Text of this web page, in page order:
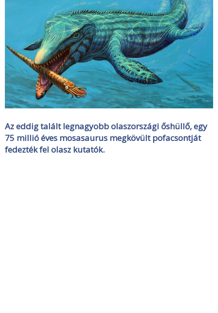
Az eddig talált legnagyobb olaszországi őshüllő, egy
75 millió éves mosasaurus megkövült pofacsontját
fedezték fel olasz kutatók.